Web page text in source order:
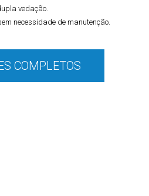
vedação.
necessidade de manutenção.
COMPLETOS